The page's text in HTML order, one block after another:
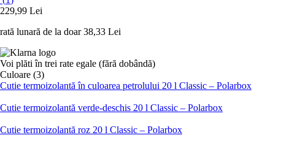
229,99 Lei
rată lunară de la doar 38,33 Lei
Voi plăti în trei rate egale (fără dobândă)
Culoare (3)
Cutie termoizolantă în culoarea petrolului 20 l Classic – Polarbox
Cutie termoizolantă verde-deschis 20 l Classic – Polarbox
Cutie termoizolantă roz 20 l Classic – Polarbox